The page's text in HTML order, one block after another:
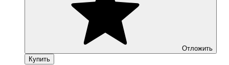
Отложить
Купить